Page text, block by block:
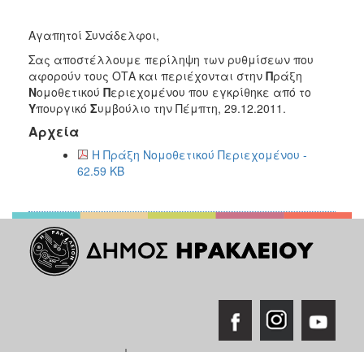
2017
2016
2015
2013
2012
2011
2006
Αγαπητοί Συνάδελφοι,
Σας αποστέλλουμε περίληψη των ρυθμίσεων που
αφορούν τους ΟΤΑ και περιέχονται στην Πράξη
Νομοθετικού Περιεχομένου που εγκρίθηκε από το
Υπουργικό Συμβούλιο την Πέμπτη, 29.12.2011.
Αρχεία
Η Πράξη Νομοθετικού Περιεχομένου -
62.59 KB